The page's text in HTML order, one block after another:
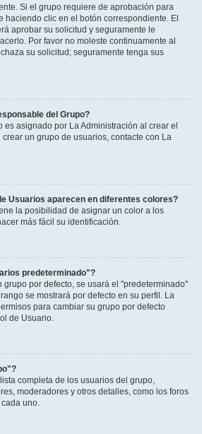
Si el grupo requiere de aprobación para
haciendo clic en el botón correspondiente. El
aprobar su solicitud y seguramente le
Por favor no moleste continuamente al
su solicitud; seguramente tenga sus
del Grupo?
es asignado por La Administración al crear el
un grupo de usuarios, contacte con La
Usuarios aparecen en diferentes colores?
la posibilidad de asignar un color a los
más fácil su identificación.
predeterminado"?
grupo por defecto, se usará el "predeterminado"
se mostrará por defecto en su perfil. La
para cambiar su grupo por defecto
de Usuario.
completa de los usuarios del grupo,
moderadores y otros detalles, como los foros
uno.